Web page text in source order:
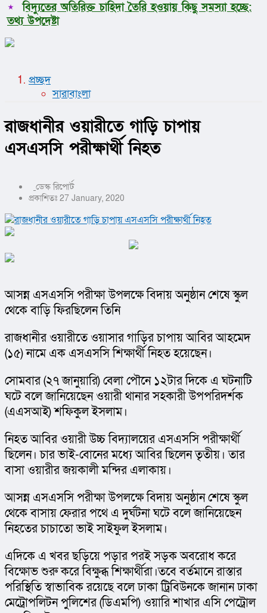
বিদ্যুতের অতিরিক্ত চাহিদা তৈরি হওয়ায় কিছু সমস্যা হচ্ছে:
তথ্য উপদেষ্টা
প্রচ্ছদ
সারাবাংলা
রাজধানীর ওয়ারীতে গাড়ি চাপায়
এসএসসি পরীক্ষার্থী নিহত
ডেস্ক রিপোর্ট
প্রকাশিতঃ 27 January, 2020
আসন্ন এসএসসি পরীক্ষা উপলক্ষে বিদায় অনুষ্ঠান শেষে স্কুল
থেকে বাড়ি ফিরছিলেন তিনি
রাজধানীর ওয়ারীতে ওয়াসার গাড়ির চাপায় আবির আহমেদ
(১৫) নামে এক এসএসসি শিক্ষার্থী নিহত হয়েছেন।
সোমবার (২৭ জানুয়ারি) বেলা পৌনে ১২টার দিকে এ ঘটনাটি
ঘটে বলে জানিয়েছেন ওয়ারী থানার সহকারী উপপরিদর্শক
(এএসআই) শফিকুল ইসলাম।
নিহত আবির ওয়ারী উচ্চ বিদ্যালয়ের এসএসসি পরীক্ষার্থী
ছিলেন। চার ভাই-বোনের মধ্যে আবির ছিলেন তৃতীয়। তার
বাসা ওয়ারীর জয়কালী মন্দির এলাকায়।
আসন্ন এসএসসি পরীক্ষা উপলক্ষে বিদায় অনুষ্ঠান শেষে স্কুল
থেকে বাসায় ফেরার পথে এ দুর্ঘটনা ঘটে বলে জানিয়েছেন
নিহতের চাচাতো ভাই সাইফুল ইসলাম।
এদিকে এ খবর ছড়িয়ে পড়ার পরই সড়ক অবরোধ করে
বিক্ষোভ শুরু করে বিক্ষুব্ধ শিক্ষার্থীরা।তবে বর্তমানে রাস্তার
পরিস্থিতি স্বাভাবিক রয়েছে বলে ঢাকা ট্রিবিউনকে জানান ঢাকা
মেট্রোপলিটন পুলিশের (ডিএমপি) ওয়ারি শাখার এসি পেট্রোল